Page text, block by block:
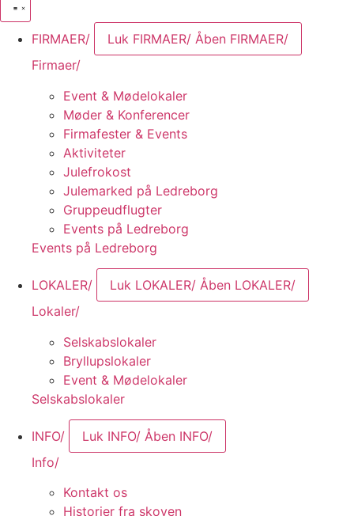
FIRMAER/ Luk FIRMAER/ Åben FIRMAER/
Firmaer/
Event & Mødelokaler
Møder & Konferencer
Firmafester & Events
Aktiviteter
Julefrokost
Julemarked på Ledreborg
Gruppeudflugter
Events på Ledreborg
Events på Ledreborg
LOKALER/ Luk LOKALER/ Åben LOKALER/
Lokaler/
Selskabslokaler
Bryllupslokaler
Event & Mødelokaler
Selskabslokaler
INFO/ Luk INFO/ Åben INFO/
Info/
Kontakt os
Historier fra skoven